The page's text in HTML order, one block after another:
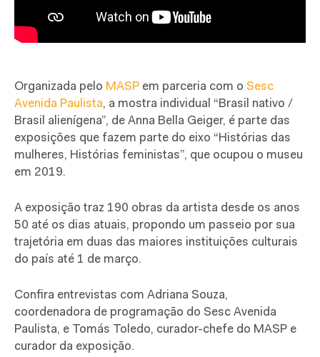
Organizada pelo MASP em parceria com o Sesc
Avenida Paulista, a mostra individual “Brasil nativo /
Brasil alienígena”, de Anna Bella Geiger, é parte das
exposições que fazem parte do eixo “Histórias das
mulheres, Histórias feministas”, que ocupou o museu
em 2019.
A exposição traz 190 obras da artista desde os anos
50 até os dias atuais, propondo um passeio por sua
trajetória em duas das maiores instituições culturais
do país até 1 de março.
Confira entrevistas com Adriana Souza,
coordenadora de programação do Sesc Avenida
Paulista, e Tomás Toledo, curador-chefe do MASP e
curador da exposição.